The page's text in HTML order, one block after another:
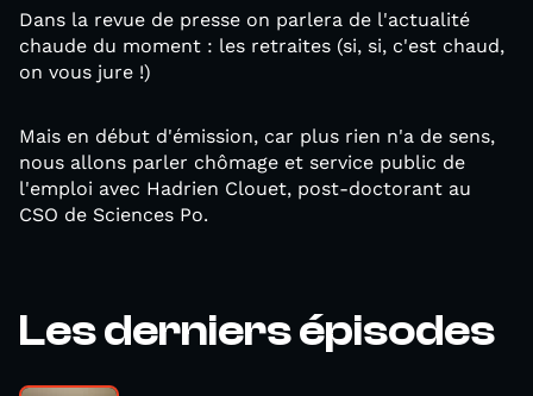
Dans la revue de presse on parlera de l'actualité
chaude du moment : les retraites (si, si, c'est chaud,
on vous jure !)
Mais en début d'émission, car plus rien n'a de sens,
nous allons parler chômage et service public de
l'emploi avec Hadrien Clouet, post-doctorant au
CSO de Sciences Po.
Les derniers épisodes